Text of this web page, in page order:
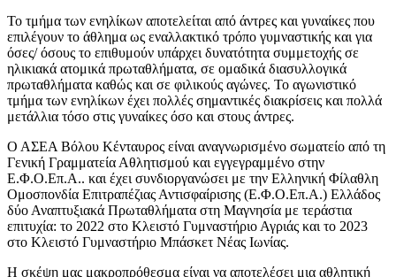
Το τμήμα των ενηλίκων αποτελείται από άντρες και γυναίκες που
επιλέγουν το άθλημα ως εναλλακτικό τρόπο γυμναστικής και για
όσες/ όσους το επιθυμούν υπάρχει δυνατότητα συμμετοχής σε
ηλικιακά ατομικά πρωταθλήματα, σε ομαδικά διασυλλογικά
πρωταθλήματα καθώς και σε φιλικούς αγώνες. Το αγωνιστικό
τμήμα των ενηλίκων έχει πολλές σημαντικές διακρίσεις και πολλά
μετάλλια τόσο στις γυναίκες όσο και στους άντρες.
Ο ΑΣΕΑ Βόλου Κένταυρος είναι αναγνωρισμένο σωματείο από τη
Γενική Γραμματεία Αθλητισμού και εγγεγραμμένο στην
Ε.Φ.Ο.Επ.Α.. και έχει συνδιοργανώσει με την Ελληνική Φίλαθλη
Ομοσπονδία Επιτραπέζιας Αντισφαίρισης (Ε.Φ.Ο.Επ.Α.) Ελλάδος
δύο Αναπτυξιακά Πρωταθλήματα στη Μαγνησία με τεράστια
επιτυχία: το 2022 στο Κλειστό Γυμναστήριο Αγριάς και το 2023
στο Κλειστό Γυμναστήριο Μπάσκετ Νέας Ιωνίας.
Η σκέψη μας μακροπρόθεσμα είναι να αποτελέσει μια αθλητική